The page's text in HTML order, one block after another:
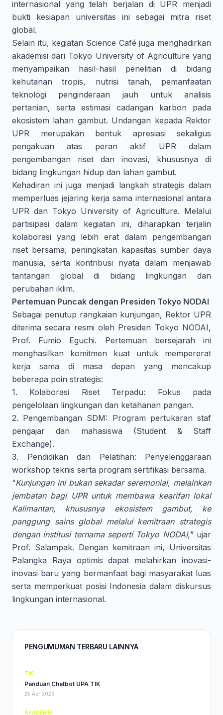
internasional yang telah berjalan di UPR menjadi
bukti kesiapan universitas ini sebagai mitra riset
global.
Selain itu, kegiatan Science Café juga menghadirkan
akademisi dari Tokyo University of Agriculture yang
menyampaikan hasil-hasil penelitian di bidang
kehutanan tropis, nutrisi tanah, pemanfaatan
teknologi penginderaan jauh untuk analisis
pertanian, serta estimasi cadangan karbon pada
ekosistem lahan gambut. Undangan kepada Rektor
UPR merupakan bentuk apresiasi sekaligus
pengakuan atas peran aktif UPR dalam
pengembangan riset dan inovasi, khususnya di
bidang lingkungan hidup dan lahan gambut.
Kehadiran ini juga menjadi langkah strategis dalam
memperluas jejaring kerja sama internasional antara
UPR dan Tokyo University of Agriculture. Melalui
partisipasi dalam kegiatan ini, diharapkan terjalin
kolaborasi yang lebih erat dalam pengembangan
riset bersama, peningkatan kapasitas sumber daya
manusia, serta kontribusi nyata dalam menjawab
tantangan global di bidang lingkungan dan
perubahan iklim.
Pertemuan Puncak dengan Presiden Tokyo NODAI
Sebagai penutup rangkaian kunjungan, Rektor UPR
diterima secara resmi oleh Presiden Tokyo NODAI,
Prof. Fumio Eguchi. Pertemuan bersejarah ini
menghasilkan komitmen kuat untuk mempererat
kerja sama di masa depan yang mencakup
beberapa poin strategis:
1. Kolaborasi Riset Terpadu: Fokus pada
pengelolaan lingkungan dan ketahanan pangan.
2. Pengembangan SDM: Program pertukaran staf
pengajar dan mahasiswa (Student & Staff
Exchange).
3. Pendidikan dan Pelatihan: Penyelenggaraan
workshop teknis serta program sertifikasi bersama.
“Kunjungan ini bukan sekadar seremonial, melainkan
jembatan bagi UPR untuk membawa kearifan lokal
Kalimantan, khususnya ekosistem gambut, ke
panggung sains global melalui kemitraan strategis
dengan institusi ternama seperti Tokyo NODAI,” ujar
Prof. Salampak. Dengan kemitraan ini, Universitas
Palangka Raya optimis dapat melahirkan inovasi-
inovasi baru yang bermanfaat bagi masyarakat luas
serta memperkuat posisi Indonesia dalam diskursus
lingkungan internasional.
PENGUMUMAN TERBARU LAINNYA
TIK
Panduan Chatbot UPA TIK
25 Apr 2026
AKADEMIK